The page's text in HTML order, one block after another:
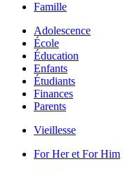
Famille
Adolescence
École
Éducation
Enfants
Étudiants
Finances
Parents
Vieillesse
For Her et For Him